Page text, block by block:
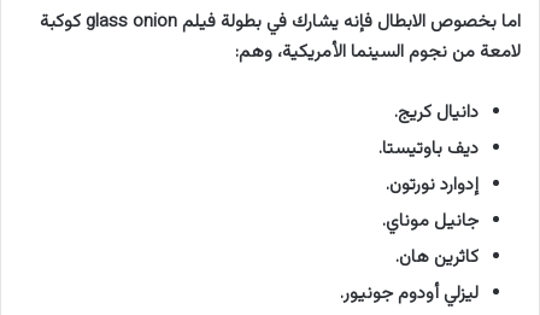
اما بخصوص الابطال فإنه يشارك في بطولة فيلم glass onion كوكبة
لامعة من نجوم السينما الأمريكية، وهم:
دانيال كريج.
ديف باوتيستا.
إدوارد نورتون.
جانيل موناي.
كاثرين هان.
ليزلي أودوم جونيور.